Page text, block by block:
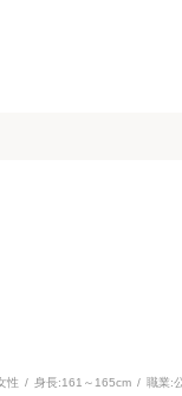
性 身長:161～165cm 職業: